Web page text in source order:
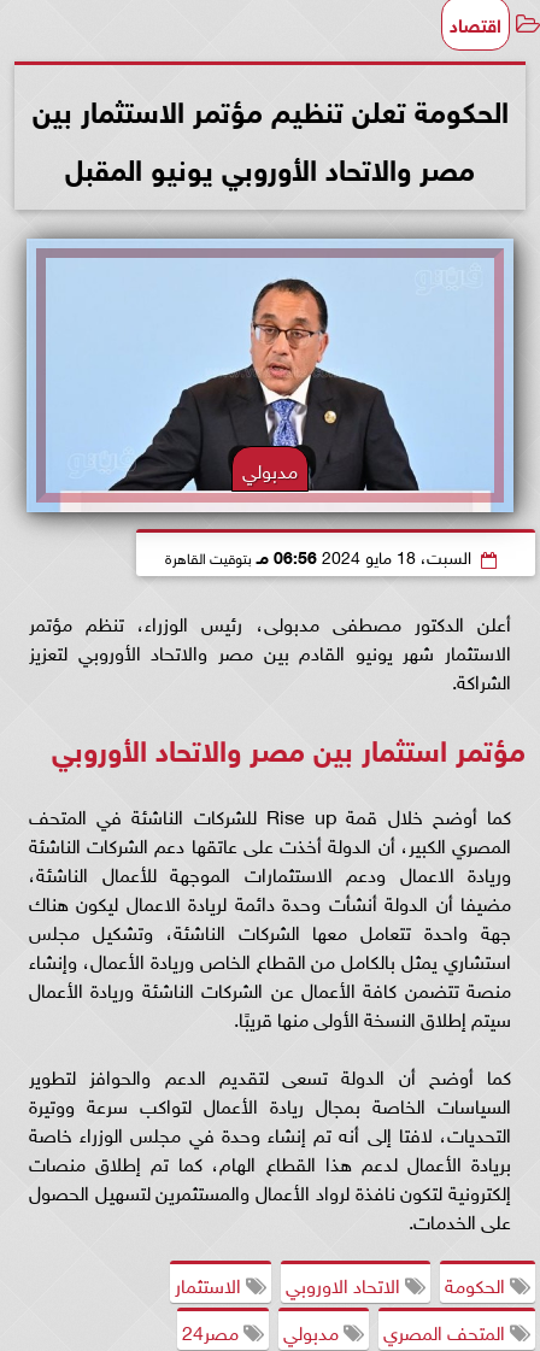
اقتصاد
الحكومة تعلن تنظيم مؤتمر الاستثمار بين
مصر والاتحاد الأوروبي يونيو المقبل
مدبولي
السبت، 18 مايو 2024 06:56 مـ بتوقيت القاهرة
أعلن الدكتور مصطفى مدبولى، رئيس الوزراء، تنظم مؤتمر
الاستثمار شهر يونيو القادم بين مصر والاتحاد الأوروبي لتعزيز
الشراكة.
مؤتمر استثمار بين مصر والاتحاد الأوروبي
كما أوضح خلال قمة Rise up للشركات الناشئة في المتحف
المصري الكبير، أن الدولة أخذت على عاتقها دعم الشركات الناشئة
وريادة الاعمال ودعم الاستثمارات الموجهة للأعمال الناشئة،
مضيفا أن الدولة أنشأت وحدة دائمة لريادة الاعمال ليكون هناك
جهة واحدة تتعامل معها الشركات الناشئة، وتشكيل مجلس
استشاري يمثل بالكامل من القطاع الخاص وريادة الأعمال، وإنشاء
منصة تتضمن كافة الأعمال عن الشركات الناشئة وريادة الأعمال
سيتم إطلاق النسخة الأولى منها قريبًا.
كما أوضح أن الدولة تسعى لتقديم الدعم والحوافز لتطوير
السياسات الخاصة بمجال ريادة الأعمال لتواكب سرعة ووتيرة
التحديات، لافتا إلى أنه تم إنشاء وحدة في مجلس الوزراء خاصة
بريادة الأعمال لدعم هذا القطاع الهام، كما تم إطلاق منصات
إلكترونية لتكون نافذة لرواد الأعمال والمستثمرين لتسهيل الحصول
على الخدمات.
الحكومة
الاتحاد الاوروبي
الاستثمار
المتحف المصري
مدبولي مصر24